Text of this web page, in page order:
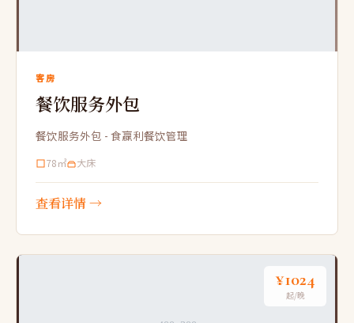
客房
餐饮服务外包
餐饮服务外包 - 食赢利餐饮管理
78㎡ 大床
查看详情 →
¥1024
起/晚